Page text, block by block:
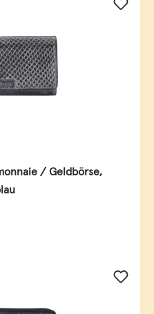
/ Geldbörse,